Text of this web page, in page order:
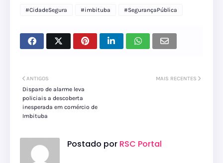
#CidadeSegura #imbituba #SegurançaPública
MAIS RECENTES
ANTIGOS
Disparo de alarme leva
policiais a descoberta
inesperada em comércio de
Imbituba
Postado por RSC Portal